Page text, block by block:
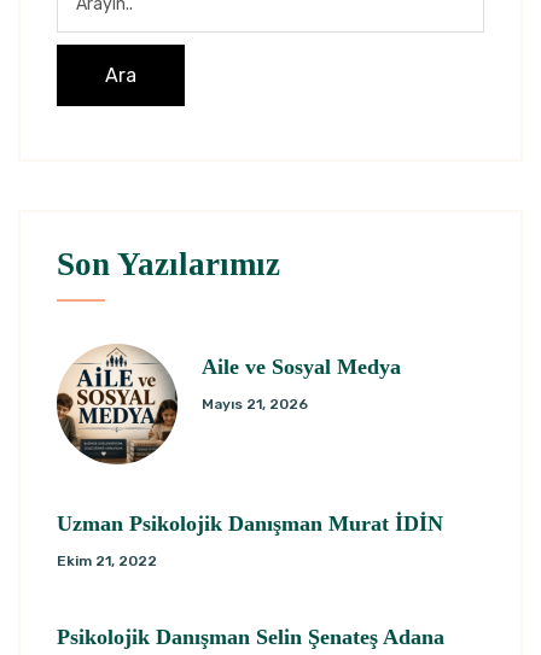
Ara
Son Yazılarımız
Aile ve Sosyal Medya
Mayıs 21, 2026
Uzman Psikolojik Danışman Murat İDİN
Ekim 21, 2022
Psikolojik Danışman Selin Şenateş Adana